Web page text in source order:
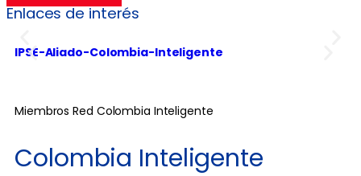
Enlaces de interés
IPSE-Aliado-Colombia-Inteligente
Miembros Red Colombia Inteligente
Colombia Inteligente